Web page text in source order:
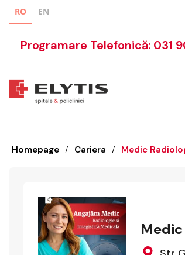
RO EN
Programare Telefonică: 031
Homepage / Cariera / Medic